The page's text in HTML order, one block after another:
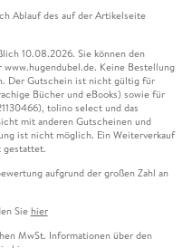
Ablauf des auf der Artikelseite
10.08.2026. Sie können den
Keine Bestellung
Der Gutschein ist nicht gültig für
Bücher und eBooks) sowie für
tolino select und das
mit anderen Gutscheinen und
ist nicht möglich. Ein Weiterverkauf
gestattet.
aufgrund der großen Zahl an
Sie hier
MwSt. Informationen über den